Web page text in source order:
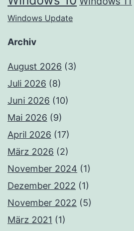
Windows Update
Archiv
August 2026 (3)
Juli 2026 (8)
Juni 2026 (10)
Mai 2026 (9)
April 2026 (17)
März 2026 (2)
November 2024 (1)
Dezember 2022 (1)
November 2022 (5)
März 2021 (1)